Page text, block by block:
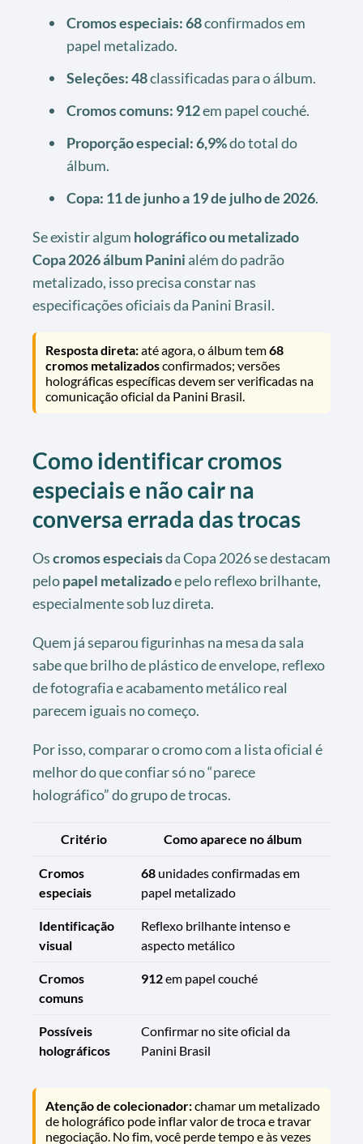
Cromos especiais:68confirmados em
papel metalizado.
Seleções:48classificadas para o álbum.
Cromos comuns: 912em papel couché.
Proporção especial:6,9%do total do
álbum.
Copa: 11 de junho a 19 de julho de 2026.
Se existir algum holográfico ou metalizado
Copa 2026 álbum Panini além do padrão
metalizado, isso precisa constar nas
especificações oficiais da Panini Brasil.
Resposta direta:até agora, o álbum tem68
cromos metalizadosconfirmados; versões
holográficas específicas devem ser verificadas na
comunicação oficial da Panini Brasil.
Como identificar cromos
especiais e não cair na
conversa errada das trocas
Oscromos especiaisda Copa 2026 se destacam
pelopapel metalizadoe pelo reflexo brilhante,
especialmente sob luz direta.
Quem já separou figurinhas na mesa da sala
sabe que brilho de plástico de envelope, reflexo
de fotografia e acabamento metálico real
parecem iguais no começo.
Por isso, comparar o cromo com a lista oficial é
melhor do que confiar só no “parece
holográfico” do grupo de trocas.
Critério Como aparece no álbum
Cromos
especiais
68 unidades confirmadas em
papel metalizado
Identificação
visual
Reflexo brilhante intenso e
aspecto metálico
Cromos
comuns
912em papel couché
Possíveis
holográficos
Confirmar no site oficial da
Panini Brasil
Atenção de colecionador:chamar um metalizado
de holográfico pode inflar valor de troca e travar
negociação. No fim, você perde tempo e às vezes